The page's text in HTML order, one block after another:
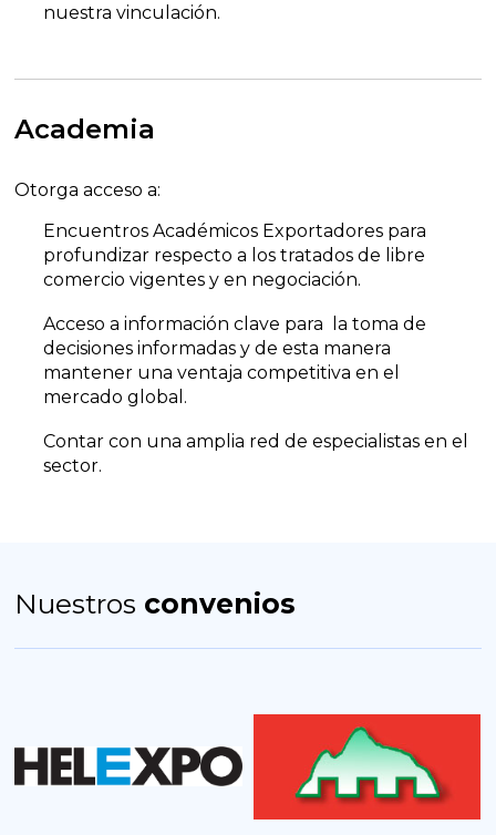
nuestra vinculación.
Academia
Otorga acceso a:
Encuentros Académicos Exportadores para
profundizar respecto a los tratados de libre
comercio vigentes y en negociación.
Acceso a información clave para la toma de
decisiones informadas y de esta manera
mantener una ventaja competitiva en el
mercado global.
Contar con una amplia red de especialistas en el
sector.
Nuestros convenios